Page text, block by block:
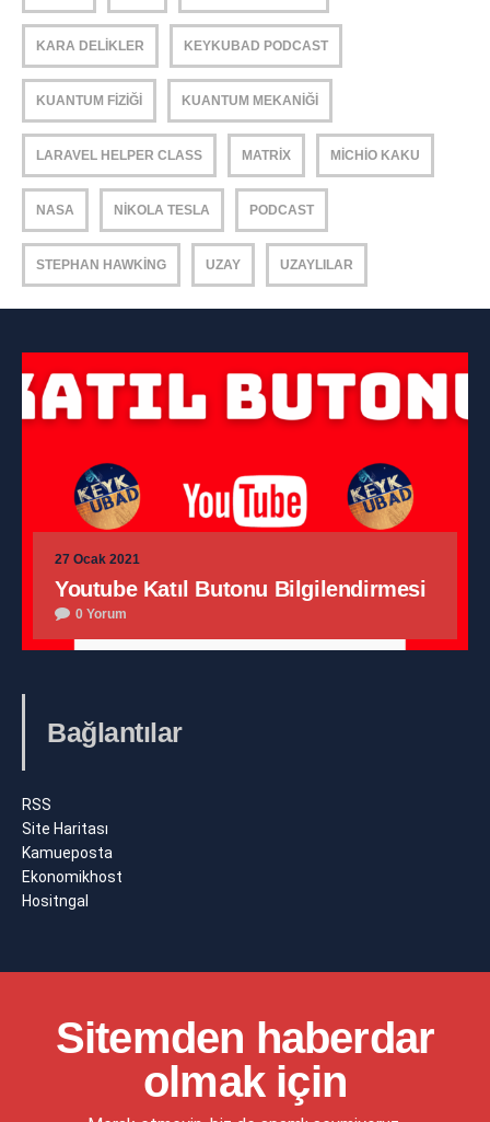
KARA DELIKLER KEYKUBAD PODCAST
KUANTUM FIZIĞI KUANTUM MEKANIĞI
LARAVEL HELPER CLASS MATRIX MICHIO KAKU
NASA NIKOLA TESLA PODCAST
STEPHAN HAWKING UZAY UZAYLILAR
27 Ocak 2021
Youtube Katıl Butonu Bilgilendirmesi
0 Yorum
Bağlantılar
RSS
Site Haritası
Kamueposta
Ekonomikhost
Hositngal
Sitemden haberdar
olmak için